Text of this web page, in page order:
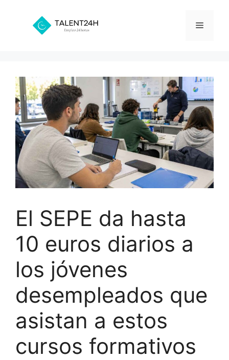
contenido
Menú
El SEPE da hasta
10 euros diarios a
los jóvenes
desempleados que
asistan a estos
cursos formativos